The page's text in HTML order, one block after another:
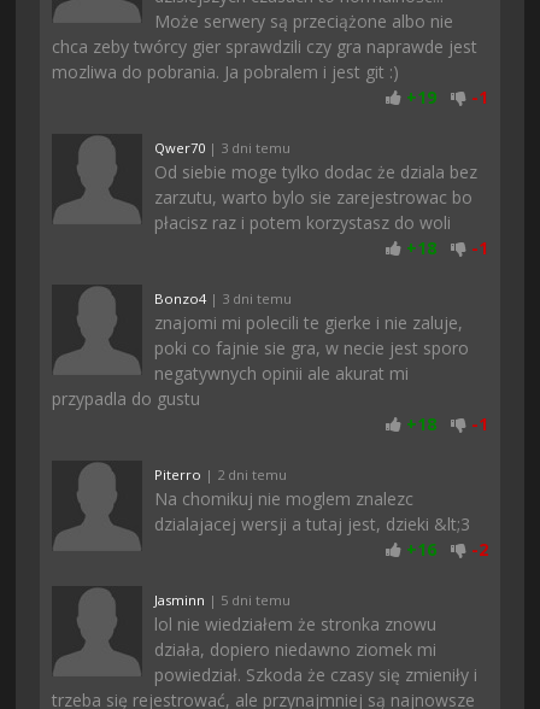
Może serwery są przeciążone albo nie
chca zeby twórcy gier sprawdzili czy gra naprawde jest
mozliwa do pobrania. Ja pobralem i jest git :)
+19 -1
Qwer70 | 3 dni temu
Od siebie moge tylko dodac że dziala bez
zarzutu, warto bylo sie zarejestrowac bo
płacisz raz i potem korzystasz do woli
+18 -1
Bonzo4| 3 dni temu
znajomi mi polecili te gierke i nie zaluje,
poki co fajnie sie gra, w necie jest sporo
negatywnych opinii ale akurat mi
przypadla do gustu
+18 -1
Piterro | 2 dni temu
Na chomikuj nie moglem znalezc
dzialajacej wersji a tutaj jest, dzieki &lt;3
+16 -2
Jasminn | 5 dni temu
lol nie wiedziałem że stronka znowu
działa, dopiero niedawno ziomek mi
powiedział. Szkoda że czasy się zmieniły i
trzeba się rejestrować, ale przynajmniej są najnowsze